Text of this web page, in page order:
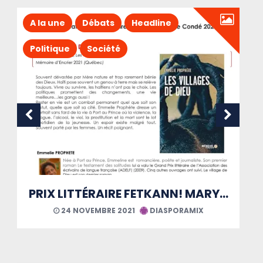
A la une Débats Headline
Politique Société
Le Covid, loupe grossissante des maux martiniquais
21 AOÛT 2021 DIASPORAMIX